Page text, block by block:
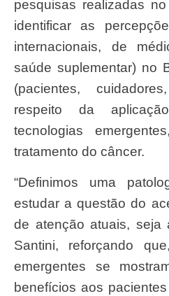
pesquisas realizadas
identificar as
internacionais, de
saúde suplementar) no
(pacientes,
respeito da
tecnologias
tratamento do câncer.
“Definimos uma patologia, o câncer, para
estudar a questão do
de atenção atuais, seja
Santini, reforçando
emergentes se
benefícios aos